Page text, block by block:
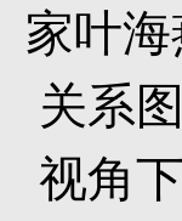
家叶
关系
视角